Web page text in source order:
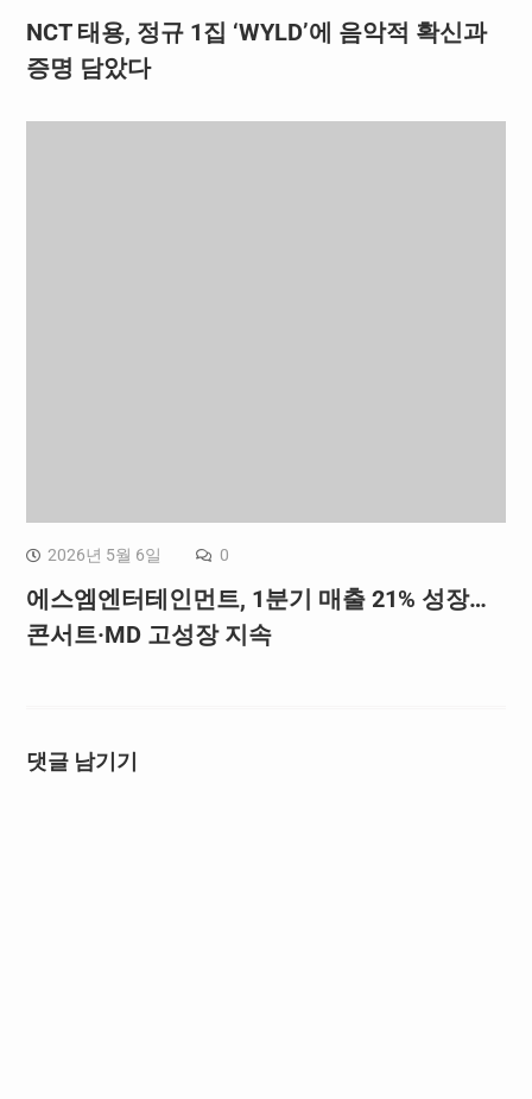
NCT 태용, 정규 1집 ‘WYLD’에 음악적 확신과
증명 담았다
2026년 5월 6일 0
에스엠엔터테인먼트, 1분기 매출 21% 성장…
콘서트·MD 고성장 지속
댓글 남기기